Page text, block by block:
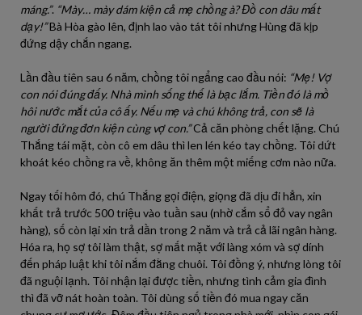
máng.”. “Mày… mày dám kiện cả mẹ chồng à? Đồ con dâu mất
dạy!”Bà Hòa gào lên, định lao vào tát tôi nhưng Hùng đã kịp
đứng dậy chắn ngang.
Lần đầu tiên sau 6 năm, chồng tôi ngẩng cao đầu nói: “Mẹ! Vợ
con nói đúng đấy. Nhà mình sống thế là bạc lắm. Tiền đó là mồ
hôi nước mắt của cô ấy. Nếu mẹ và chú không trả, con sẽ là
người đứng đơn kiện cùng vợ con.”Cả căn phòng chết lặng. Chú
Thắng tái mặt, còn cô em dâu thì len lén kéo tay chồng. Tôi dứt
khoát kéo chồng ra về, không ăn thêm một miếng cơm nào nữa.
Ngay tối hôm đó, chú Thắng gọi điện, giọng đã dịu đi hẳn, xin
khất trả trước 500 triệu vào tuần sau (nhờ cắm sổ đỏ vay ngân
hàng), số còn lại xin trả dần trong 2 năm và trả cả lãi ngân hàng.
Hóa ra, họ sợ tôi làm thật, sợ mất mặt với làng xóm và sợ dính
đến pháp luật khi tôi nắm đằng chuôi. Tôi đồng ý, nhưng lòng tôi
đã nguội lạnh. Tôi nhận lại được tiền, nhưng tình cảm gia đình
thì đã vỡ nát hoàn toàn. Tôi dùng số tiền đó mua ngay căn